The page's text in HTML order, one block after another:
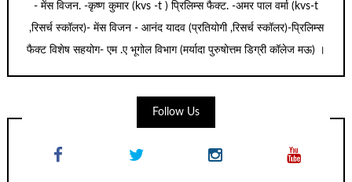
- मेंस विजन. -कृष्ण कुमार (kvs -t ) प्रिलिम्स फैक्ट. -अमर पाल वर्मा (kvs-t
,रिसर्च स्कॉलर)- मेंस विजन - आनंद यादव (प्रतियोगी ,रिसर्च स्कॉलर)-प्रिलिम्स
फैक्ट विशेष सहयोग- एम .ए भूगोल विभाग (मर्यादा पुरुषोत्तम डिग्री कॉलेज मऊ) ।
Follow Us